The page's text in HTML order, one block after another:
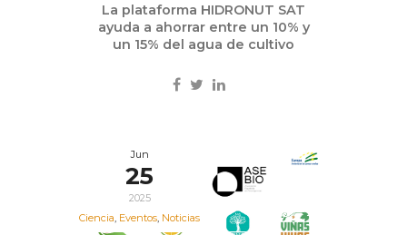
La plataforma HIDRONUT SAT
ayuda a ahorrar entre un 10% y
un 15% del agua de cultivo
Jun
25
2025
Ciencia, Eventos, Noticias